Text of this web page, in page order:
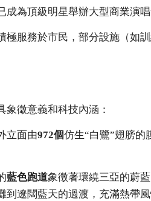
成為頂級明星舉辦大型商業演唱
極服務於市民，部分設施（如
象徵意義和科技內涵：
立面由972個仿生“白鷺”翅膀的
藍色跑道象徵著環繞三亞的蔚
到遼闊藍天的過渡，充滿熱帶風